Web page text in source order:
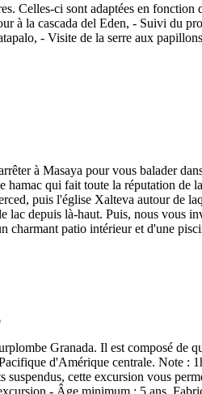
Celles-ci sont adaptées en fonction
à la cascada del Eden, - Suivi du
- Visite de la serre aux
à Masaya pour vous balader
hamac qui fait toute la réputation
puis l'église Xalteva autour de
depuis là-haut. Puis, nous vous
charmant patio intérieur et d'une
Granada. Il est composé de
d'Amérique centrale. Note :
cette excursion vous
- Âge minimum : 5 ans.